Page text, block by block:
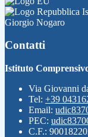
Giorgio Nogaro
Contatti
Istituto
Via Giovanni
Tel: +39
Email:
PEC:
C.F.: